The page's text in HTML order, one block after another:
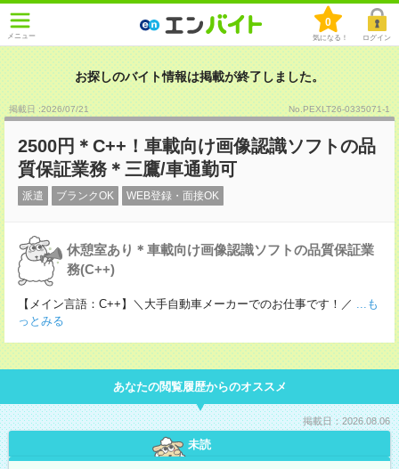
メニュー
0
気になる！ ログイン
お探しのバイト情報は掲載が終了しました。
掲載日 :2026/07/21 No.PEXLT26-0335071-1
2500円＊C++！車載向け画像認識ソフトの品
質保証業務＊三鷹/車通勤可
派遣 ブランクOK WEB登録・面接OK
休憩室あり＊車載向け画像認識ソフトの品質保証業
務(C++)
【メイン言語：C++】＼大手自動車メーカーでのお仕事です！／ ...も
っとみる
あなたの閲覧履歴からのオススメ
掲載日：2026.08.06
未読